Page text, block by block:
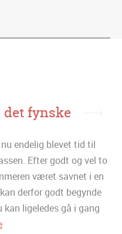
fynske
endelig blevet tid til
Efter godt og vel to
været savnet i en
derfor godt begynde
ligeledes gå i gang